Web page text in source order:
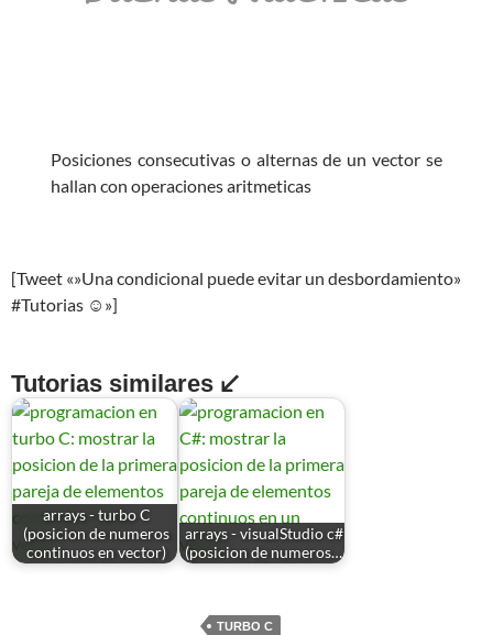
Posiciones consecutivas o alternas de un vector se
hallan con operaciones aritmeticas
[Tweet «»Una condicional puede evitar un desbordamiento»
#Tutorias ☺»]
Tutorias similares ↙
arrays - turbo C
(posicion de numeros
continuos en vector)
arrays - visualStudio c#
(posicion de numeros…
TURBO C